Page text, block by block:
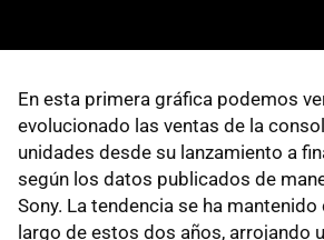
En esta primera gráfica podemos
evolucionado las ventas de la
unidades desde su lanzamiento a
según los datos publicados de
Sony. La tendencia se ha
largo de estos dos años, arrojando